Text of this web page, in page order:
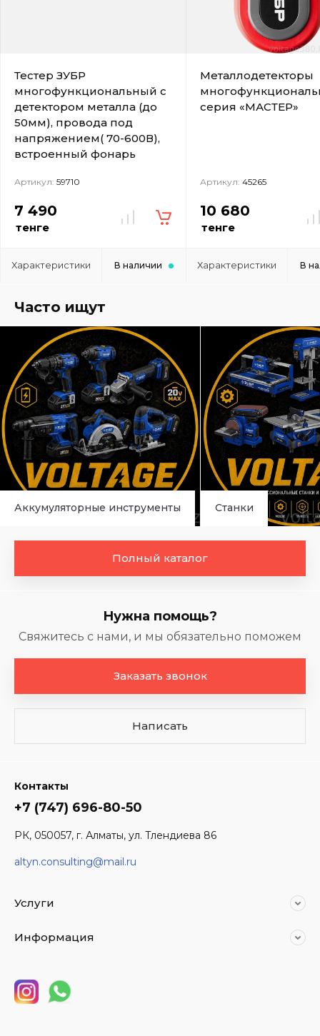
Тестер ЗУБР
многофункциональный с
детектором металла (до
50мм), провода под
напряжением( 70-600В),
встроенный фонарь
Артикул: 59710
7 490
тенге
Характеристики В наличии
Металлодетекторы
серия «МАСТЕР»
Артикул: 45265
10 680
тенге
Характеристики В
Часто ищут
Аккумуляторные инструменты Станки
Полный каталог
Нужна помощь?
Свяжитесь с нами, и мы обязательно поможем
Заказать звонок
Написать
Контакты
+7 (747) 696-80-50
РК, 050057, г. Алматы, ул. Тлендиева 86
altyn.consulting@mail.ru
Услуги
Информация